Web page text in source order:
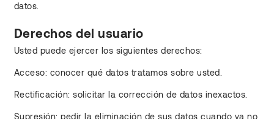
datos.
Derechos del usuario
Usted puede ejercer los siguientes derechos:
Acceso: conocer qué datos tratamos sobre usted.
Rectificación: solicitar la corrección de datos inexactos.
Supresión: pedir la eliminación de sus datos cuando ya no